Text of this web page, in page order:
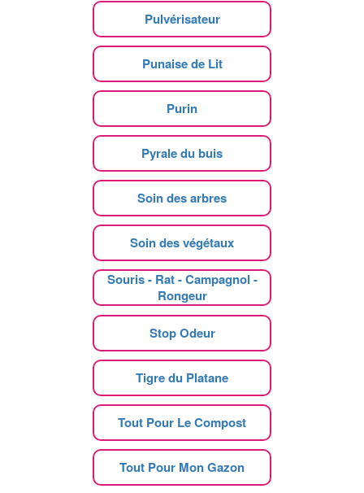
Pulvérisateur
Punaise de Lit
Purin
Pyrale du buis
Soin des arbres
Soin des végétaux
Souris - Rat - Campagnol -
Rongeur
Stop Odeur
Tigre du Platane
Tout Pour Le Compost
Tout Pour Mon Gazon